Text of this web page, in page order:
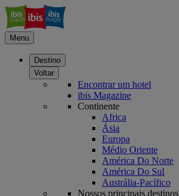
Menu
Destino
Voltar
Encontrar um hotel
ibis Magazine
Continente
Africa
Ásia
Europa
Médio Oriente
América Do Norte
América Do Sul
Austrália-Pacífico
Nossos principais destinos